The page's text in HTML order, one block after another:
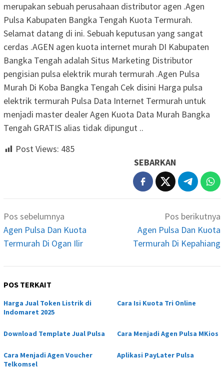
merupakan sebuah perusahaan distributor agen .Agen
Pulsa Kabupaten Bangka Tengah Kuota Termurah.
Selamat datang di ini. Sebuah keputusan yang sangat
cerdas .AGEN agen kuota internet murah DI Kabupaten
Bangka Tengah adalah Situs Marketing Distributor
pengisian pulsa elektrik murah termurah .Agen Pulsa
Murah Di Koba Bangka Tengah Cek disini Harga pulsa
elektrik termurah Pulsa Data Internet Termurah untuk
menjadi master dealer Agen Kuota Data Murah Bangka
Tengah GRATIS alias tidak dipungut ..
Post Views: 485
SEBARKAN
Navigasi
pos
Pos sebelumnya
Agen Pulsa Dan Kuota
Termurah Di Ogan Ilir
Pos berikutnya
Agen Pulsa Dan Kuota
Termurah Di Kepahiang
POS TERKAIT
Harga Jual Token Listrik di
Indomaret 2025
Cara Isi Kuota Tri Online
Download Template Jual Pulsa Cara Menjadi Agen Pulsa MKios
Cara Menjadi Agen Voucher
Telkomsel
Aplikasi PayLater Pulsa